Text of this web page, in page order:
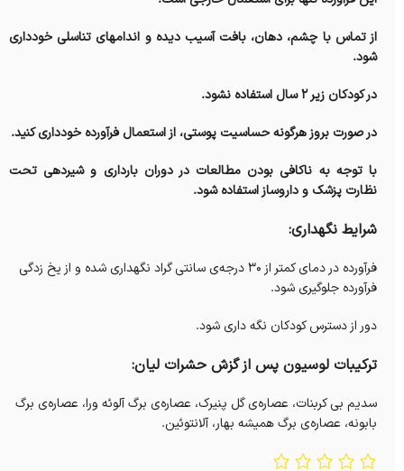
از تماس با چشم، دهان، بافت آسیب دیده و اندامهای تناسلی خودداری
شود.
در کودکان زیر ۲ سال استفاده نشود.
در صورت بروز هرگونه حساسیت پوستی، از استعمال فرآورده خودداری کنید.
با توجه به ناکافی بودن مطالعات در دوران بارداری و شیردهی تحت
نظارت پزشک و داروساز استفاده شود.
شرایط نگهداری:
فرآورده در دمای کمتر از ۳۰ درجه‌ی سانتی گراد نگهداری شده و از یخ زدگی
فرآورده جلوگیری شود.
دور از دسترس کودکان نگه داری شود.
ترکیبات لوسیون پس از گزش حشرات لیان:
سدیم بی کربنات، عصاره‌ی گل پنیرک، عصاره‌ی برگ آلوئه ورا، عصاره‌ی برگ
بابونه، عصاره‌ی برگ همیشه بهار، آلانتوئین.